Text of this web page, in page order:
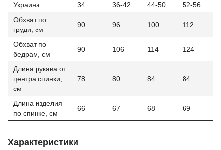
Украина 34 36-42 44-50
52-56
Обхват по
груди, см
90 96 100 112
Обхват по
бедрам, см
90 106 114 124
Длина рукава от
центра спинки,
см
78 80 84 84
Длина изделия
по спинке, см
66 67 68 69
Характеристики